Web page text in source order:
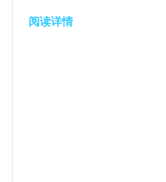
阅读详情